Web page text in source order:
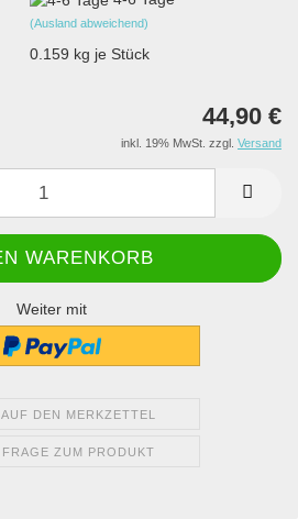
(Ausland abweichend)
0.159 kg je Stück
44,90 €
inkl. 19% MwSt. zzgl. Versand
Weiter mit
AUF DEN MERKZETTEL
FRAGE ZUM PRODUKT